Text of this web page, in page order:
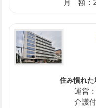
月 額：
住み慣れ
運営
介護